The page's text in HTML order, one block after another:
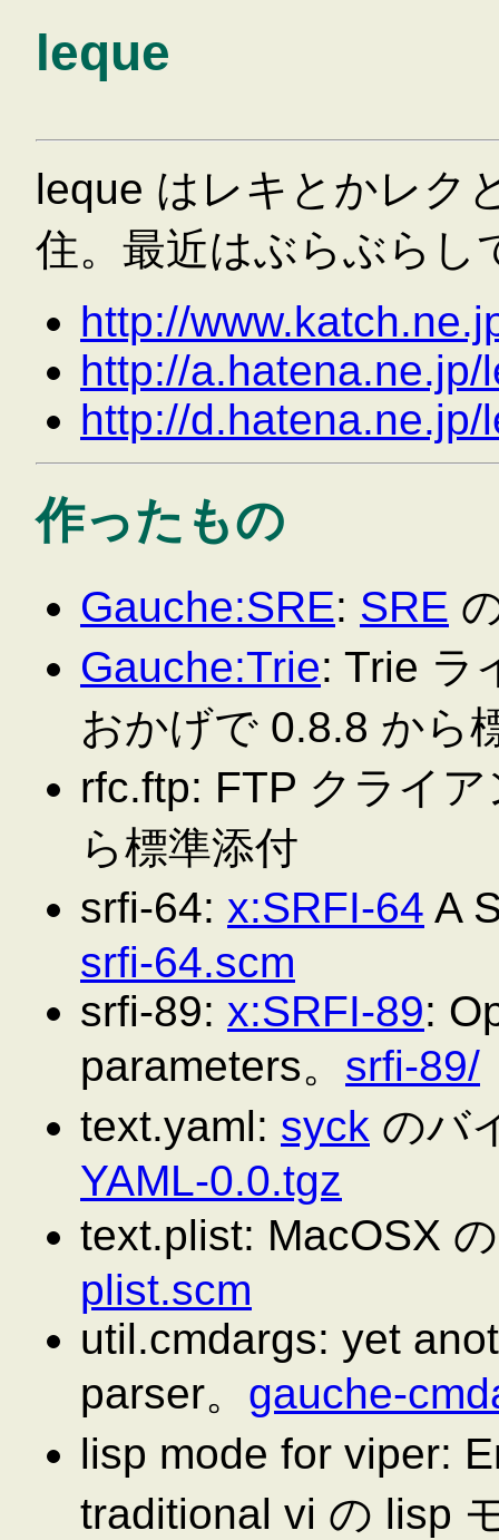
leque
leque はレキとかレク
住。最近はぶらぶらし
http://
http://a.hatena.ne.jp/
http://d.hatena.ne.jp/
作ったもの
Gauche:SRE: SRE
Gauche:Trie: Trie ラ
おかげで 0.8.8 から
rfc.ftp: FTP クライ
ら標準添付
srfi-64: x:SRFI-64 A
srfi-64.scm
srfi-89: x:SRFI-89:
parameters。 srfi-89/
text.yaml: syck のバ
YAML-0.0.tgz
text.plist: MacOSX
plist.scm
util.cmdargs: yet
parser。 gauche-
lisp mode for viper:
traditional vi の lisp